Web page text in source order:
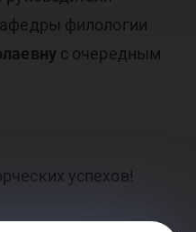
филологии
с очередным
успехов!